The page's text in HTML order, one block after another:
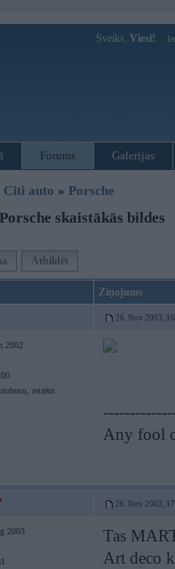
Sveiks, Viesi!
Forums Galerijas
Citi auto » Porsche
skaistākās bildes
Atbildēt
Ziņojums
26. Nov 2003,
2002
reizēm
Any fool
26. Nov 2003,
2003
Tas
Art deco